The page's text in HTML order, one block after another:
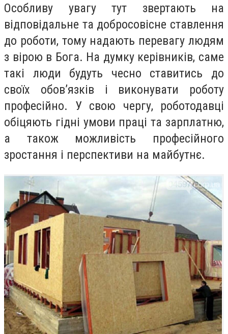
Особливу увагу тут звертають на
відповідальне та добросовісне ставлення
до роботи, тому надають перевагу людям
з вірою в Бога. На думку керівників, саме
такі люди будуть чесно ставитись до
своїх обов’язків і виконувати роботу
професійно. У свою чергу, роботодавці
обіцяють гідні умови праці та зарплатню,
а також можливість професійного
зростання і перспективи на майбутнє.